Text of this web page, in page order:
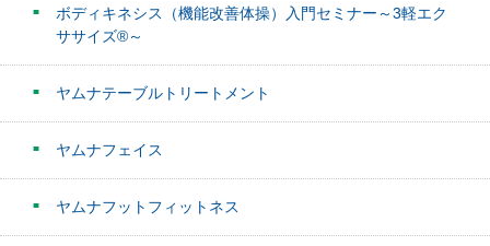
ボディキネシス（機能改善体操）入門セミナー～3軽エク
ササイズ®～
ヤムナテーブルトリートメント
ヤムナフェイス
ヤムナフットフィットネス